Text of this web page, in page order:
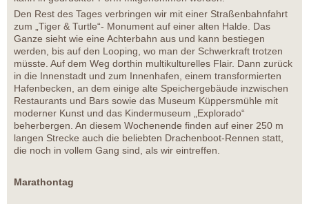
Den Rest des Tages verbringen wir mit einer Straßenbahnfahrt
zum „Tiger & Turtle“- Monument auf einer alten Halde. Das
Ganze sieht wie eine Achterbahn aus und kann bestiegen
werden, bis auf den Looping, wo man der Schwerkraft trotzen
müsste. Auf dem Weg dorthin multikulturelles Flair. Dann zurück
in die Innenstadt und zum Innenhafen, einem transformierten
Hafenbecken, an dem einige alte Speichergebäude inzwischen
Restaurants und Bars sowie das Museum Küppersmühle mit
moderner Kunst und das Kindermuseum „Explorado“
beherbergen. An diesem Wochenende finden auf einer 250 m
langen Strecke auch die beliebten Drachenboot-Rennen statt,
die noch in vollem Gang sind, als wir eintreffen.
Marathontag